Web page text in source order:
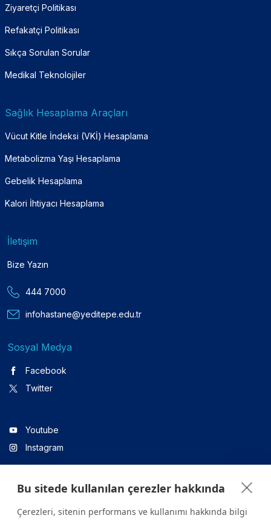
Ziyaretçi Politikası
Refakatçi Politikası
Sıkça Sorulan Sorular
Medikal Teknolojiler
Sağlık Hesaplama Araçları
Vücut Kitle İndeksi (VKİ) Hesaplama
Metabolizma Yaşı Hesaplama
Gebelik Hesaplama
Kalori İhtiyacı Hesaplama
İletişim
Bize Yazın
444 7000
infohastane@yeditepe.edu.tr
Sosyal Medya
Facebook
Twitter
Youtube
Instagram
Linkedin
Bu sitede kullanılan çerezler hakkında
Çerezleri, sitenin performans ve kullanımı hakkında bilgi